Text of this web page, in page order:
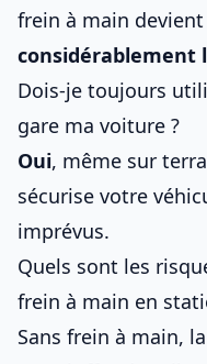
frein à main
considérablement
Dois-je toujours
gare ma voiture ?
Oui, même sur
sécurise votre
imprévus.
Quels sont les
frein à main en
Sans frein à main,